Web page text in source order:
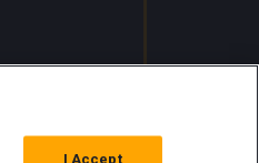
I Accept